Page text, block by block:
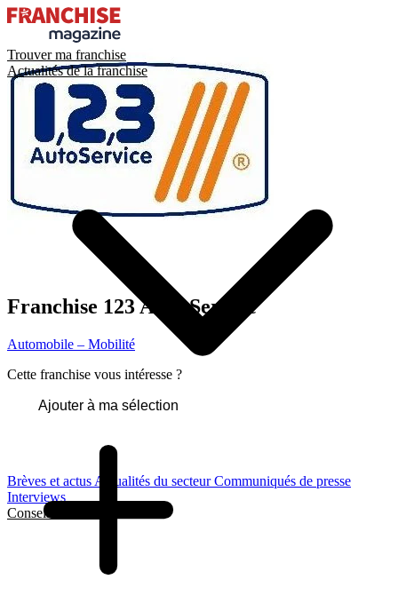
Trouver ma franchise
Actualités de la franchise
Brèves et actus Actualités du secteurCommuniqués de presse
Interviews
Conseils et Guides
Franchise 123 Auto Service
Automobile – Mobilité
Cette franchise vous intéresse ?
Ajouter à ma sélection